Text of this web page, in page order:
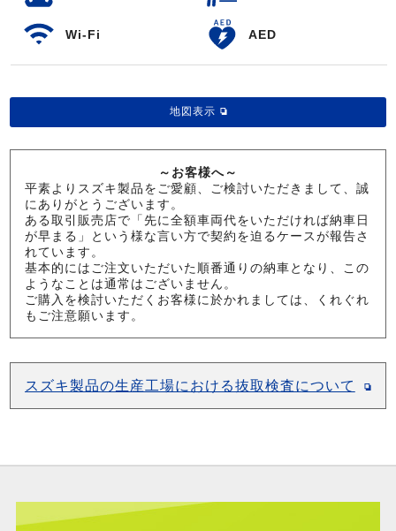
Wi-Fi AED
地図表示
～お客様へ～
平素よりスズキ製品をご愛顧、ご検討いただきまして、誠
にありがとうございます。
ある取引販売店で「先に全額車両代をいただければ納車日
が早まる」という様な言い方で契約を迫るケースが報告さ
れています。
基本的にはご注文いただいた順番通りの納車となり、この
ようなことは通常はございません。
ご購入を検討いただくお客様に於かれましては、くれぐれ
もご注意願います。
スズキ製品の生産工場における抜取検査について